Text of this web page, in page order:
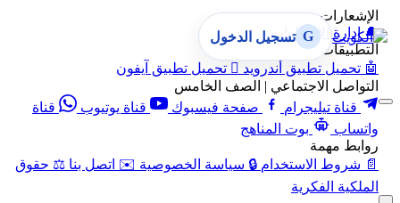
الإشعارات
🔔 إدارة الإشعارات
التطبيقات
🤖 تحميل تطبيق أندرويد  تحميل تطبيق آيفون
التواصل الاجتماعي | الصف الخامس
قناة تيليجرام
صفحة فيسبوك قناة يوتيوب
قناة
واتساب
بوت المناهج
روابط مهمة
📄 شروط الاستخدام 🔒 سياسة الخصوصية ✉️ اتصل بنا ⚖️ حقوق
الملكية الفكرية
G تسجيل الدخول